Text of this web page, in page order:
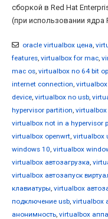
сборкой в Red Hat
(при использовании ядра
oracle virtualbox цена,
features, virtualbox for mac,
mac os, virtualbox no 64 bit
internet connection,
device, virtualbox no usb,
hypervisor partition, virtualbox
virtualbox not in a hypervisor
virtualbox openwrt, virtualbox
windows 10, virtualbox
virtualbox автозагрузка,
virtualbox автозапуск
клавиатуры, virtualbox
подключение usb, virtualbox
анонимность, virtualbox